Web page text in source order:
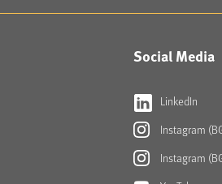
Social Media
LinkedIn
Instagram
Instagram